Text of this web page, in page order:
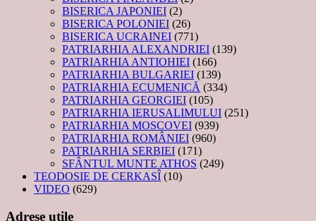
BISERICA JAPONIEI (2)
BISERICA POLONIEI (26)
BISERICA UCRAINEI (771)
PATRIARHIA ALEXANDRIEI (139)
PATRIARHIA ANTIOHIEI (166)
PATRIARHIA BULGARIEI (139)
PATRIARHIA ECUMENICĂ (334)
PATRIARHIA GEORGIEI (105)
PATRIARHIA IERUSALIMULUI (251)
PATRIARHIA MOSCOVEI (939)
PATRIARHIA ROMÂNIEI (960)
PATRIARHIA SERBIEI (171)
SFÂNTUL MUNTE ATHOS (249)
TEODOSIE DE CERKASÎ (10)
VIDEO (629)
Adrese utile